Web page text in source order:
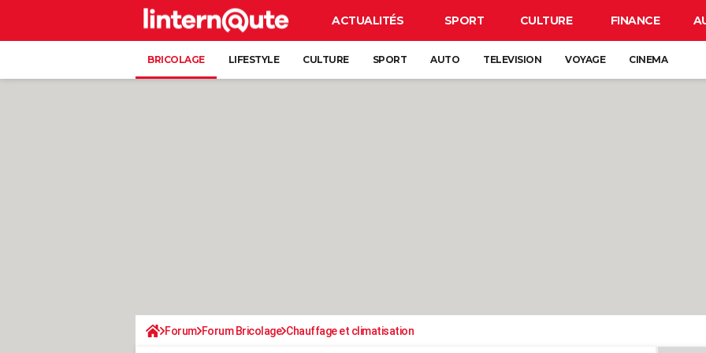
ACTUALITÉS SPORT CULTURE FINANCE
BRICOLAGE LIFESTYLE CULTURE SPORT AUTO TELEVISION VOYAGE CINEMA
Forum Forum Bricolage Chauffage et climatisation